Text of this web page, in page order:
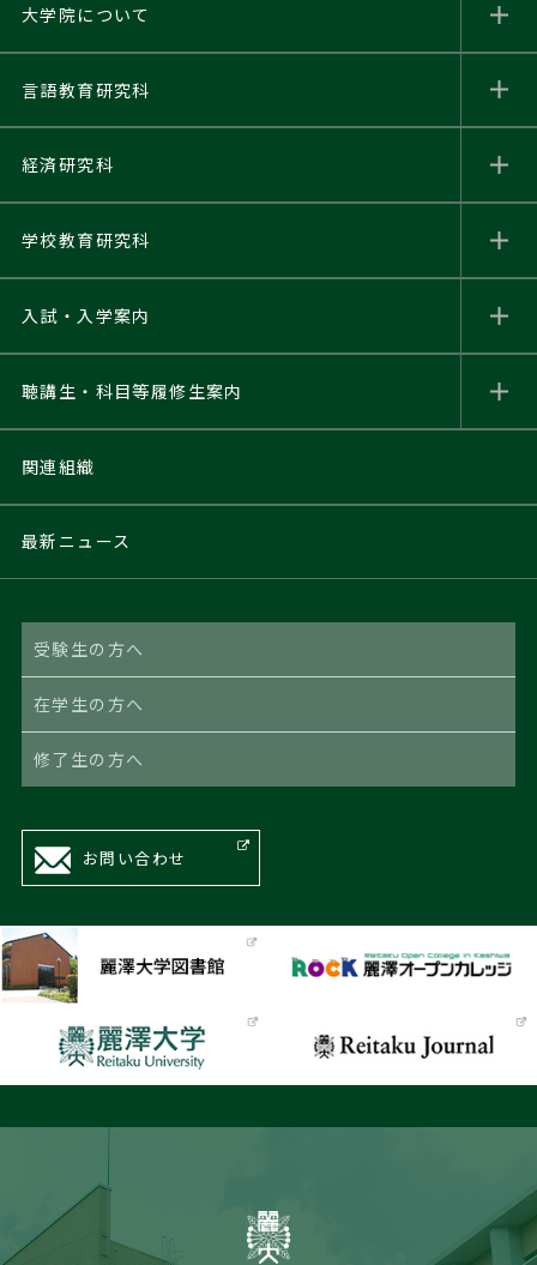
大学院について
言語教育研究科
経済研究科
学校教育研究科
入試・入学案内
聴講生・科目等履修生案内
関連組織
最新ニュース
受験生の方へ
在学生の方へ
修了生の方へ
お問い合わせ